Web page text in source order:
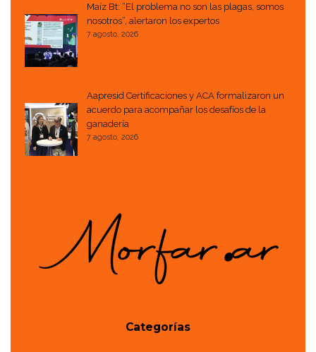
Maíz Bt: “El problema no son las plagas, somos
nosotros”, alertaron los expertos
7 agosto, 2026
Aapresid Certificaciones y ACA formalizaron un
acuerdo para acompañar los desafíos de la
ganadería
7 agosto, 2026
Categorías